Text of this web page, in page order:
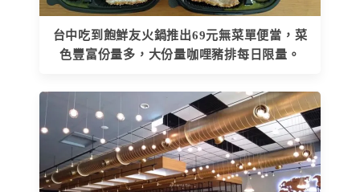
台中吃到飽鮮友火鍋推出69元無菜單便當，菜
色豐富份量多，大份量咖哩豬排每日限量。